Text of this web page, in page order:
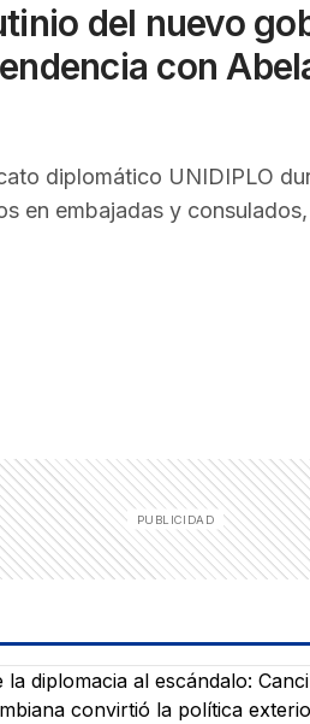
del nuevo
con
diplomático UNIDIPLO
en embajadas y